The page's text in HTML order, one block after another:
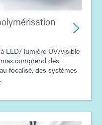
LED/ lumière UV/visible
comprend des
focalisé, des systèmes